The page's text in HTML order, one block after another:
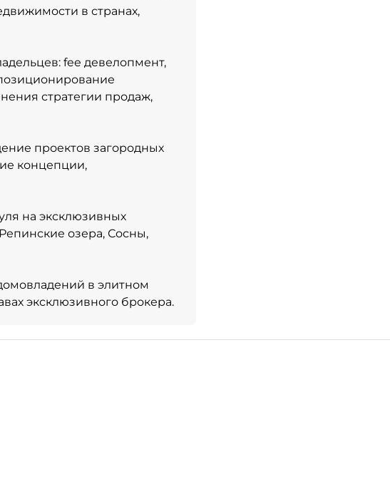
в странах,
fee девелопмент,
стратегии продаж,
проектов загородных
концепции,
на эксклюзивных
озера, Сосны,
в элитном
эксклюзивного брокера.